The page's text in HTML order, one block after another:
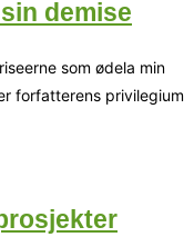
demise
som ødela min
forfatterens privilegium